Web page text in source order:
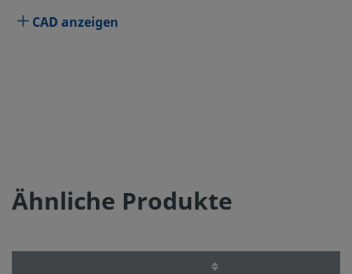
CAD anzeigen
Ähnliche Produkte